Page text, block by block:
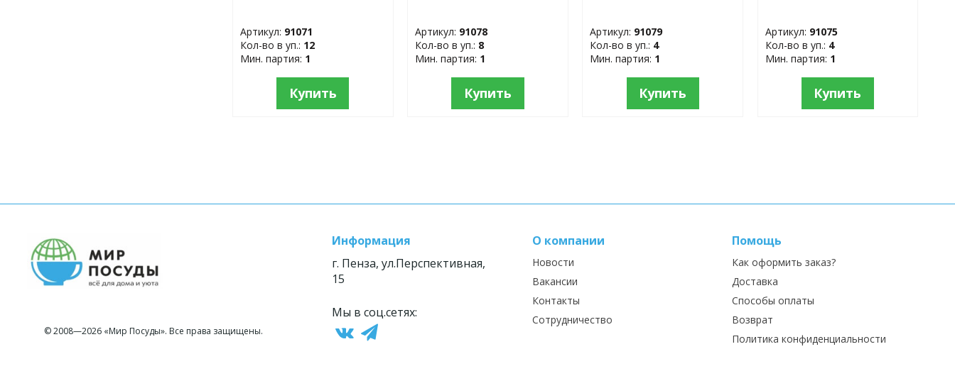
Артикул: 91071
Кол-во в уп.: 12
Мин. партия: 1
Купить
Артикул: 91078
Кол-во в уп.: 8
Мин. партия: 1
Купить
Артикул: 91079
Кол-во в уп.: 4
Мин. партия: 1
Купить
Артикул: 91075
Кол-во в уп.: 4
Мин. партия: 1
Купить
© 2008—2026 «Мир Посуды». Все права защищены.
Информация
г. Пенза, ул.Перспективная,
15
Мы в соц.сетях:
О компании
Новости
Вакансии
Контакты
Сотрудничество
Помощь
Как оформить заказ?
Доставка
Способы оплаты
Возврат
Политика конфиденциальности